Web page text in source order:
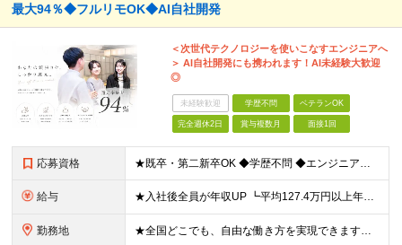
最大94％◆フルリモOK◆AI自社開発
＜次世代テクノロジーを使いこなすエンジニアへ
＞ AI自社開発にも携われます！AI未経験大歓迎
◎
未経験歓迎 学歴不問 ベテランOK
完全週休2日 賞与複数月 面接1回
応募資格 ★既卒・第二新卒OK ◆学歴不問 ◆エンジニアとしての何かしらの実務経験が1年以上ある方 ※AI未経験者大歓迎 ★意欲重視の採用です！ 「経歴に自信がない」という方も、"今後挑戦したいこと""スキル
給与 ★入社後全員が年収UP ┗平均127.4万円以上年収UP！ ┗最大390万円UPの実績もあり 月給35万円～100万円＋決算賞与＋各種手当 【 給与イメージ 】 ■経験1年以上…月給35万円～＋決
勤務地 ★全国どこでも、自由な働き方を実現できます！ 全国のプロジェクト先やフルリモート環境での勤務も可能です。 ＼自由度の高い働き方、叶えます／ □フルリモートで働きたい □ハイブリットに働きたい □家庭